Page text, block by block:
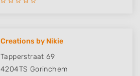
Creations by Nikie
Tapperstraat 69
4204TS Gorinchem